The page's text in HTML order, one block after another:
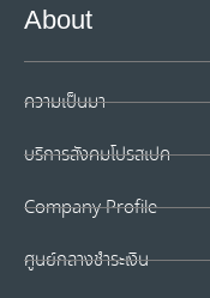
About
ความเป็นมา
บริการสังคมโปรสเปค
Company Profile
ศูนย์กลางชำระเงิน